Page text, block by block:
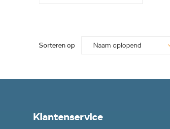
Sorteren op
Klantenservice